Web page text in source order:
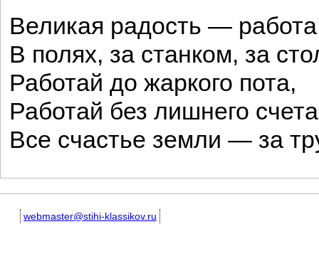
Великая радость —
В полях, за станком, за
Работай до жаркого пота,
Работай без лишнего
Все счастье земли — за
webmaster@stihi-klassikov.ru